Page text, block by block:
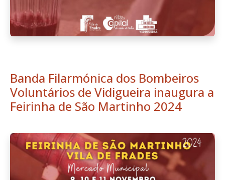
Banda Filarmónica dos Bombeiros
Voluntários de Vidigueira inaugura a
Feirinha de São Martinho 2024